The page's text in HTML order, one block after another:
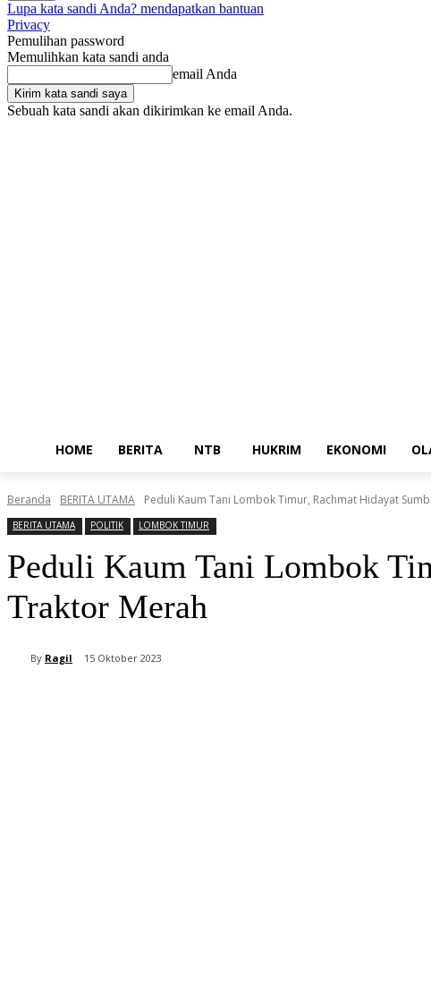
Lupa kata sandi Anda? mendapatkan bantuan
Privacy
Pemulihan password
Memulihkan kata sandi anda
email Anda
Sebuah kata sandi akan dikirimkan ke email Anda.
HOME BERITA NTB HUKRIM EKONOMI
Beranda BERITA UTAMA Peduli Kaum Tani Lombok Timur, Rachmat Hidayat
BERITA UTAMA POLITIK LOMBOK TIMUR
Peduli Kaum Tani Lombok
Traktor Merah
By Ragil 15 Oktober 2023